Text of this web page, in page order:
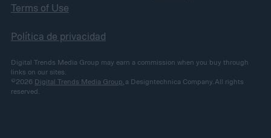
Terms of Use
Política de privacidad
Digital Trends Media Group may earn a commission when you buy through
links on our sites.
©2026 Digital Trends Media Group , a Designtechnica Company. All rights
reserved.